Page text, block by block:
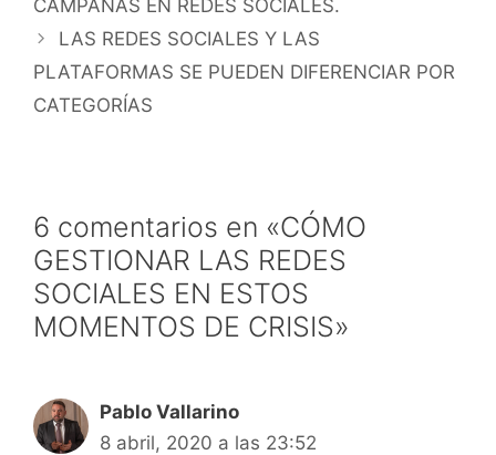
CAMPAÑAS EN REDES SOCIALES.
LAS REDES SOCIALES Y LAS
PLATAFORMAS SE PUEDEN DIFERENCIAR POR
CATEGORÍAS
6 comentarios en «CÓMO
GESTIONAR LAS REDES
SOCIALES EN ESTOS
MOMENTOS DE CRISIS»
Pablo Vallarino
8 abril, 2020 a las 23:52